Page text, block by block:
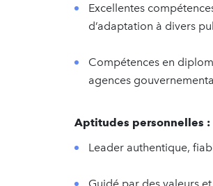
Excellentes
d’adaptation à divers
Compétences en
agences
Aptitudes personnelles :
Leader authentique,